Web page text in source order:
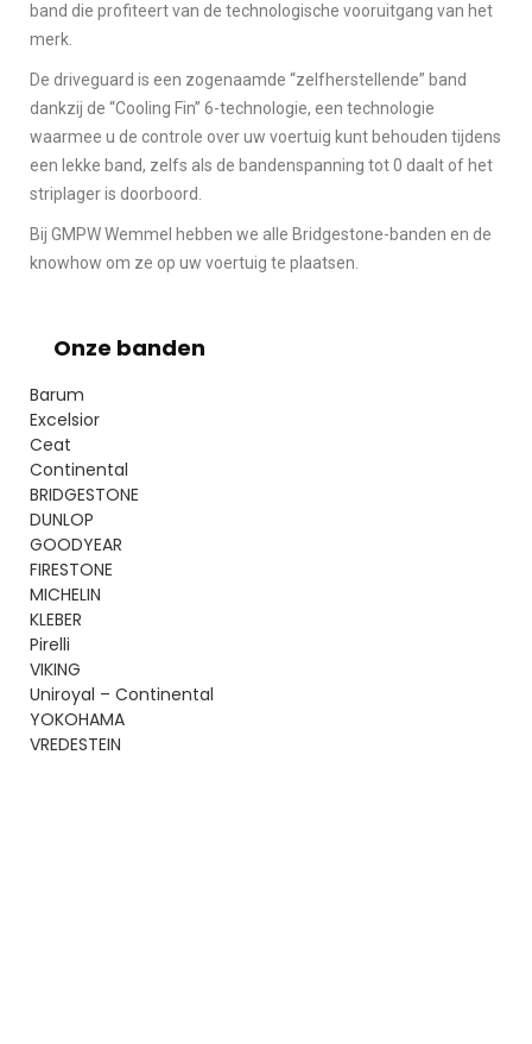
band die profiteert van de technologische vooruitgang van het
merk.
De driveguard is een zogenaamde “zelfherstellende” band
dankzij de “Cooling Fin” 6-technologie, een technologie
waarmee u de controle over uw voertuig kunt behouden tijdens
een lekke band, zelfs als de bandenspanning tot 0 daalt of het
striplager is doorboord.
Bij GMPW Wemmel hebben we alle Bridgestone-banden en de
knowhow om ze op uw voertuig te plaatsen.
Onze banden
Barum
Excelsior
Ceat
Continental
BRIDGESTONE
DUNLOP
GOODYEAR
FIRESTONE
MICHELIN
KLEBER
Pirelli
VIKING
Uniroyal – Continental
YOKOHAMA
VREDESTEIN